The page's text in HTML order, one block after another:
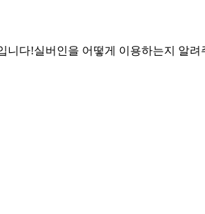
니다!실버인을 어떻게 이용하는지 알